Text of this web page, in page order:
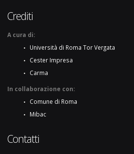
Crediti
A cura di:
Università di Roma Tor Vergata
Cester Impresa
Carma
In collaborazione con:
Comune di Roma
Mibac
Contatti